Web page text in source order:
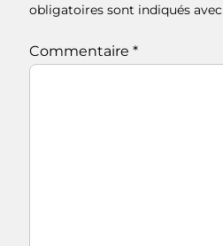
obligatoires sont indiqués avec
Commentaire *